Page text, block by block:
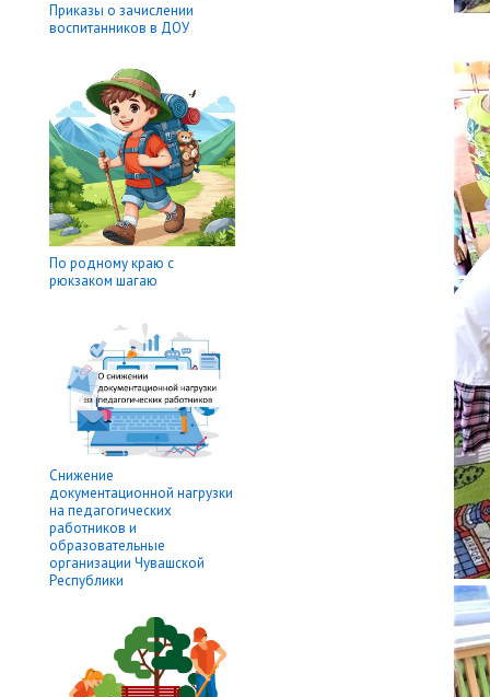
Приказы о зачислении
воспитанников в ДОУ
По родному краю с
рюкзаком шагаю
Снижение
документационной нагрузки
на педагогических
работников и
образовательные
организации Чувашской
Республики